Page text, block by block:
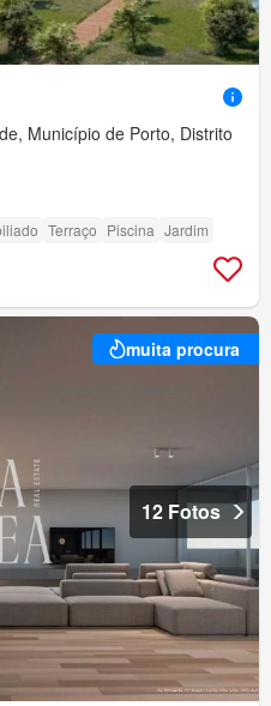
Município de Porto, Distrito
Terraço Piscina Jardim
muita procura
12 Fotos